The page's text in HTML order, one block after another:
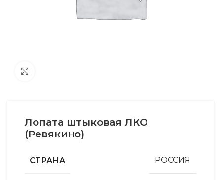
Лопата штыковая ЛКО
(Ревякино)
СТРАНА РОССИЯ